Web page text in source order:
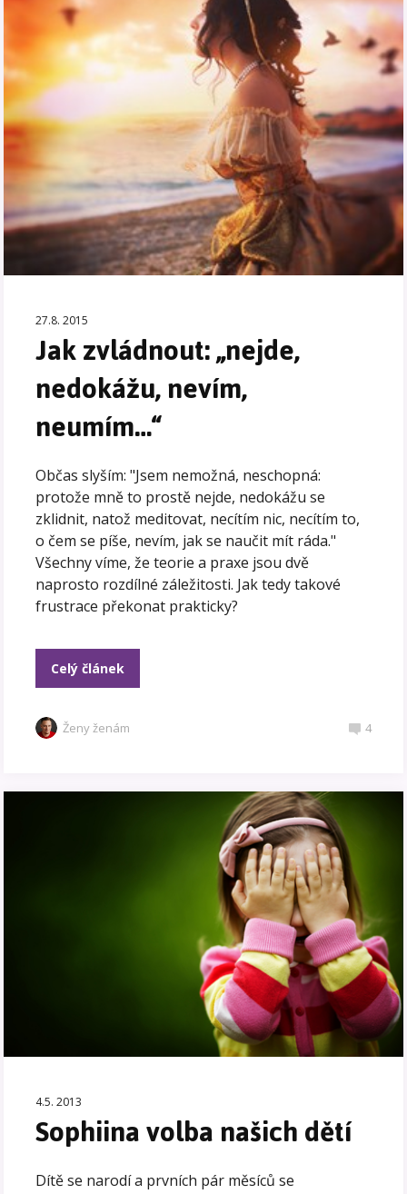
27.8. 2015
Jak zvládnout: „nejde,
nedokážu, nevím,
neumím…“
Občas slyším: "Jsem nemožná, neschopná:
protože mně to prostě nejde, nedokážu se
zklidnit, natož meditovat, necítím nic, necítím to,
o čem se píše, nevím, jak se naučit mít ráda."
Všechny víme, že teorie a praxe jsou dvě
naprosto rozdílné záležitosti. Jak tedy takové
frustrace překonat prakticky?
Celý článek
Ženy ženám 4
4.5. 2013
Sophiina volba našich dětí
Dítě se narodí a prvních pár měsíců se